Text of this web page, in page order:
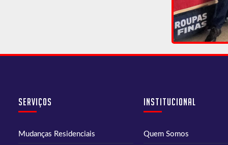
Serviços
Mudanças Residenciais
Institucional
Quem Somos